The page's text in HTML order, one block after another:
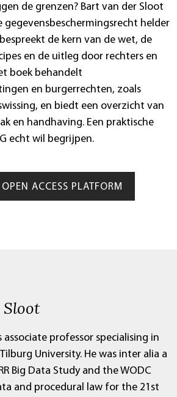
de grenzen? Bart van der Sloot
gegevensbeschermingsrecht helder
de kern van de wet, de
en de uitleg door rechters en
boek behandelt
en burgerrechten, zoals
en biedt een overzicht van
en handhaving. Een praktische
echt wil begrijpen.
ACCESS PLATFORM
associate professor specialising in
University. He was inter alia a
Big Data Study and the WODC
and procedural law for the 21st